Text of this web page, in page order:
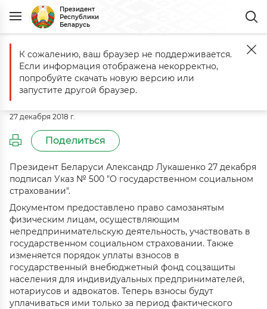
Президент
Республики
Беларусь
Главная События Комментарий к Указу № 500 от 27 декабря
Комментарий к Указу № 500 от 27
декабря 2018 г.
27 декабря 2018 г.
Поделиться
Президент Беларуси Александр Лукашенко 27 декабря
подписал Указ № 500 "О государственном социальном
страховании".
Документом предоставлено право самозанятым
физическим лицам, осуществляющим
непредпринимательскую деятельность, участвовать в
государственном социальном страховании. Также
изменяется порядок уплаты взносов в
государственный внебюджетный фонд соцзащиты
населения для индивидуальных предпринимателей,
нотариусов и адвокатов. Теперь взносы будут
уплачиваться ими только за период фактического
К сожалению, ваш браузер не поддерживается.
Если информация отображена некорректно,
попробуйте скачать новую версию или
запустите другой браузер.